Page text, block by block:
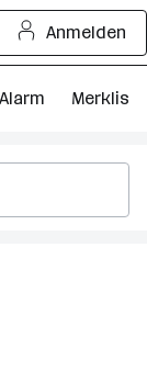
Anmelden
Merkliste